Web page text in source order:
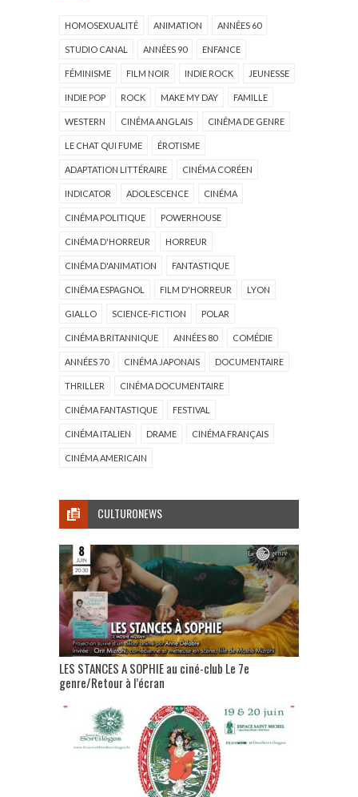
HOMOSEXUALITÉ ANIMATION ANNÉES 60
STUDIO CANAL ANNÉES 90 ENFANCE
FÉMINISME FILM NOIR INDIE ROCK JEUNESSE
INDIE POP ROCK MAKE MY DAY FAMILLE
WESTERN CINÉMA ANGLAIS CINÉMA DE GENRE
LE CHAT QUI FUME ÉROTISME
ADAPTATION LITTÉRAIRE CINÉMA CORÉEN
INDICATOR ADOLESCENCE CINÉMA
CINÉMA POLITIQUE POWERHOUSE
CINÉMA D'HORREUR HORREUR
CINÉMA D'ANIMATION FANTASTIQUE
CINÉMA ESPAGNOL FILM D'HORREUR LYON
GIALLO SCIENCE-FICTION POLAR
CINÉMA BRITANNIQUE ANNÉES 80 COMÉDIE
ANNÉES 70 CINÉMA JAPONAIS DOCUMENTAIRE
THRILLER CINÉMA DOCUMENTAIRE
CINÉMA FANTASTIQUE FESTIVAL
CINÉMA ITALIEN DRAME CINÉMA FRANÇAIS
CINÉMA AMERICAIN
CULTURONEWS
LES STANCES A SOPHIE au ciné-club Le 7e
genre/Retour à l’écran